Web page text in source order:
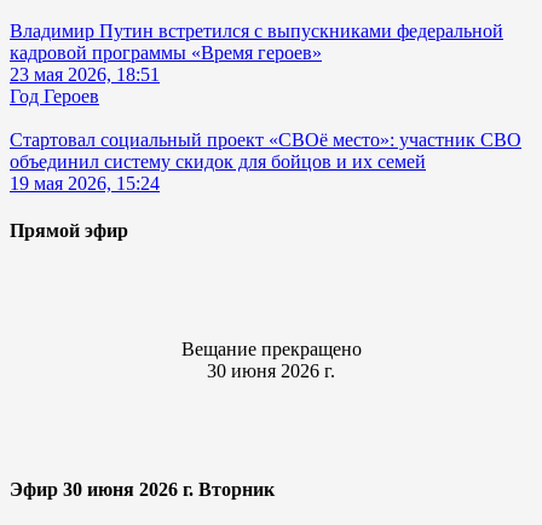
Владимир Путин встретился с выпускниками федеральной
кадровой программы «Время героев»
23 мая 2026, 18:51
Год Героев
Стартовал социальный проект «СВОё место»: участник СВО
объединил систему скидок для бойцов и их семей
19 мая 2026, 15:24
Прямой эфир
Вещание прекращено
30 июня 2026 г.
Эфир 30 июня 2026 г. Вторник